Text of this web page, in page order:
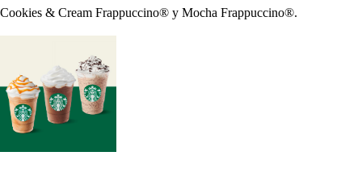
Cookies & Cream Frappuccino® y Mocha Frappuccino®.